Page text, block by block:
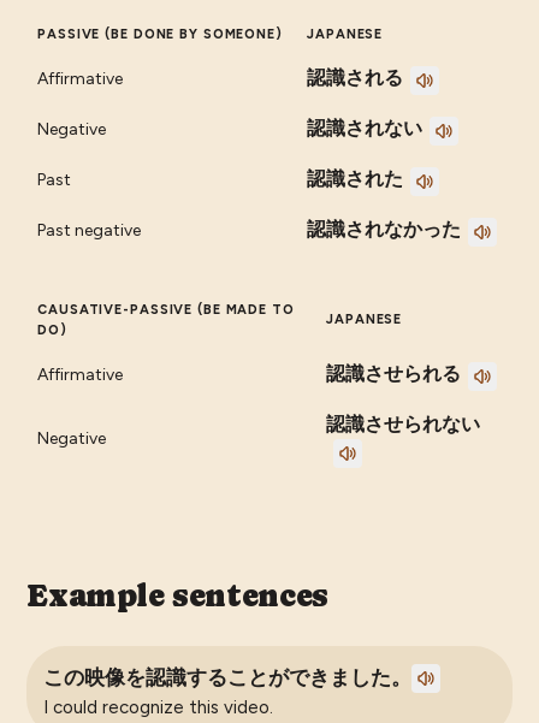
PASSIVE (BE DONE BY SOMEONE) JAPANESE
Affirmative 認識される
Negative 認識されない
Past 認識された
Past negative 認識されなかった
CAUSATIVE-PASSIVE (BE MADE TO
DO)
JAPANESE
Affirmative 認識させられる
Negative
認識させられない
Example sentences
この映像を認識することができました。
I could recognize this video.